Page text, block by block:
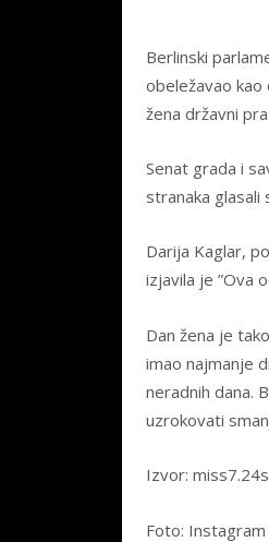
Berlinski
obeležavao kao
žena državni
Senat grada i
stranaka glasali
Darija Kaglar,
izjavila je ”Ova
Dan žena je
imao najmanje
neradnih dana.
uzrokovati
Izvor:
Foto: